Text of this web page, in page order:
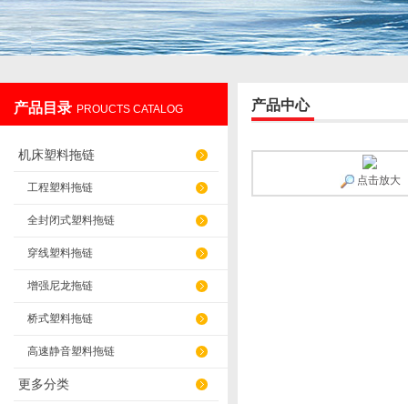
产品目录 PROUCTS CATALOG
机床塑料拖链
工程塑料拖链
全封闭式塑料拖链
穿线塑料拖链
增强尼龙拖链
桥式塑料拖链
高速静音塑料拖链
更多分类
产品中心
点击放大